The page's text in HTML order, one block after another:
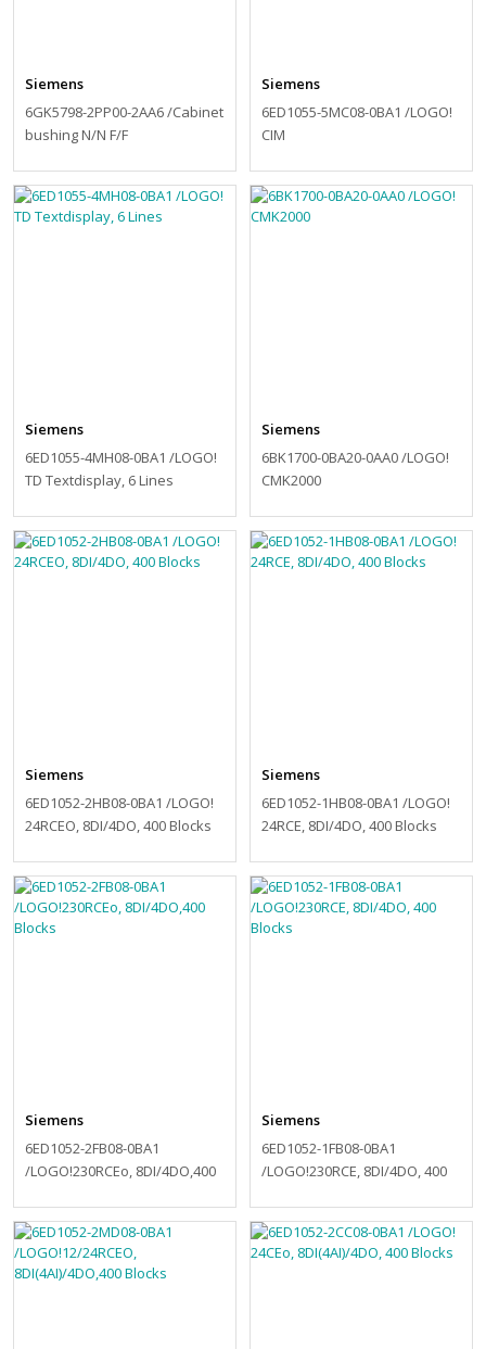
Siemens
6GK5798-2PP00-2AA6 /Cabinet
bushing N/N F/F
Siemens
6ED1055-5MC08-0BA1 /LOGO!
CIM
Siemens
6ED1055-4MH08-0BA1 /LOGO!
TD Textdisplay, 6 Lines
Siemens
6BK1700-0BA20-0AA0 /LOGO!
CMK2000
Siemens
6ED1052-2HB08-0BA1 /LOGO!
24RCEO, 8DI/4DO, 400 Blocks
Siemens
6ED1052-1HB08-0BA1 /LOGO!
24RCE, 8DI/4DO, 400 Blocks
Siemens
6ED1052-2FB08-0BA1
/LOGO!230RCEo, 8DI/4DO,400
Siemens
6ED1052-1FB08-0BA1
/LOGO!230RCE, 8DI/4DO, 400